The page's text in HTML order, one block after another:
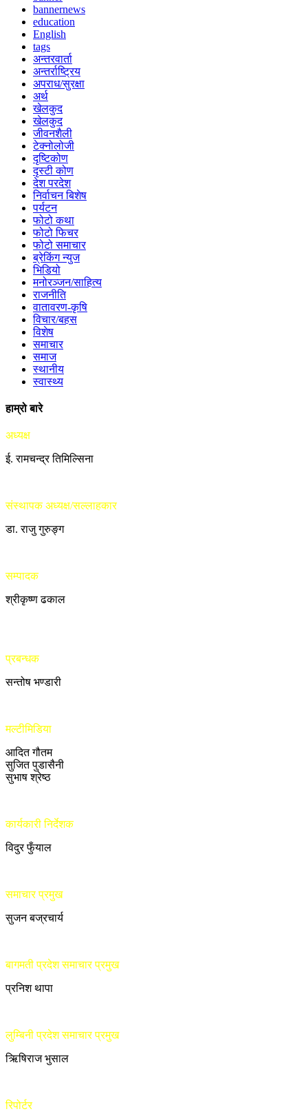
bannernews
education
English
tags
अन्तरवार्ता
अन्तर्राष्ट्रिय
अपराध/सुरक्षा
अर्थ
खेलकुद
खेलकुद
जीवनशैली
टेक्नोलोजी
दृष्टिकोण
दृस्टी कोण
देश परदेश
निर्वाचन बिशेष
पर्यटन
फोटो कथा
फोटो फिचर
फोटो समाचार
ब्रेकिंग न्युज
भिडियो
मनोरञ्जन/साहित्य
राजनीति
वातावरण-कृषि
विचार/बहस
विशेष
समाचार
समाज
स्थानीय
स्वास्थ्य
हाम्रो बारे
अध्यक्ष
ई. रामचन्द्र तिमिल्सिना
संस्थापक अध्यक्ष/सल्लाहकार
डा. राजु गुरुङ्ग
सम्पादक
श्रीकृष्ण ढकाल
प्रबन्धक
सन्तोष भण्डारी
मल्टीमिडिया
आदित गौतम
सुजित पुडासैनी
सुभाष श्रेष्ठ
कार्यकारी निर्देशक
विदुर फुँयाल
समाचार प्रमुख
सुजन बज्रचार्य
बागमती प्रदेश समाचार प्रमुख
प्रनिश थापा
लुम्बिनी प्रदेश समाचार प्रमुख
ऋिषिराज भुसाल
रिपोर्टर